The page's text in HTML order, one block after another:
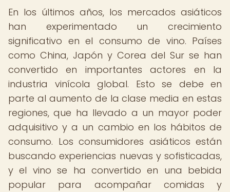
En los últimos años, los mercados asiáticos
han experimentado un crecimiento
significativo en el consumo de vino. Países
como China, Japón y Corea del Sur se han
convertido en importantes actores en la
industria vinícola global. Esto se debe en
parte al aumento de la clase media en estas
regiones, que ha llevado a un mayor poder
adquisitivo y a un cambio en los hábitos de
consumo. Los consumidores asiáticos están
buscando experiencias nuevas y sofisticadas,
y el vino se ha convertido en una bebida
popular para acompañar comidas y